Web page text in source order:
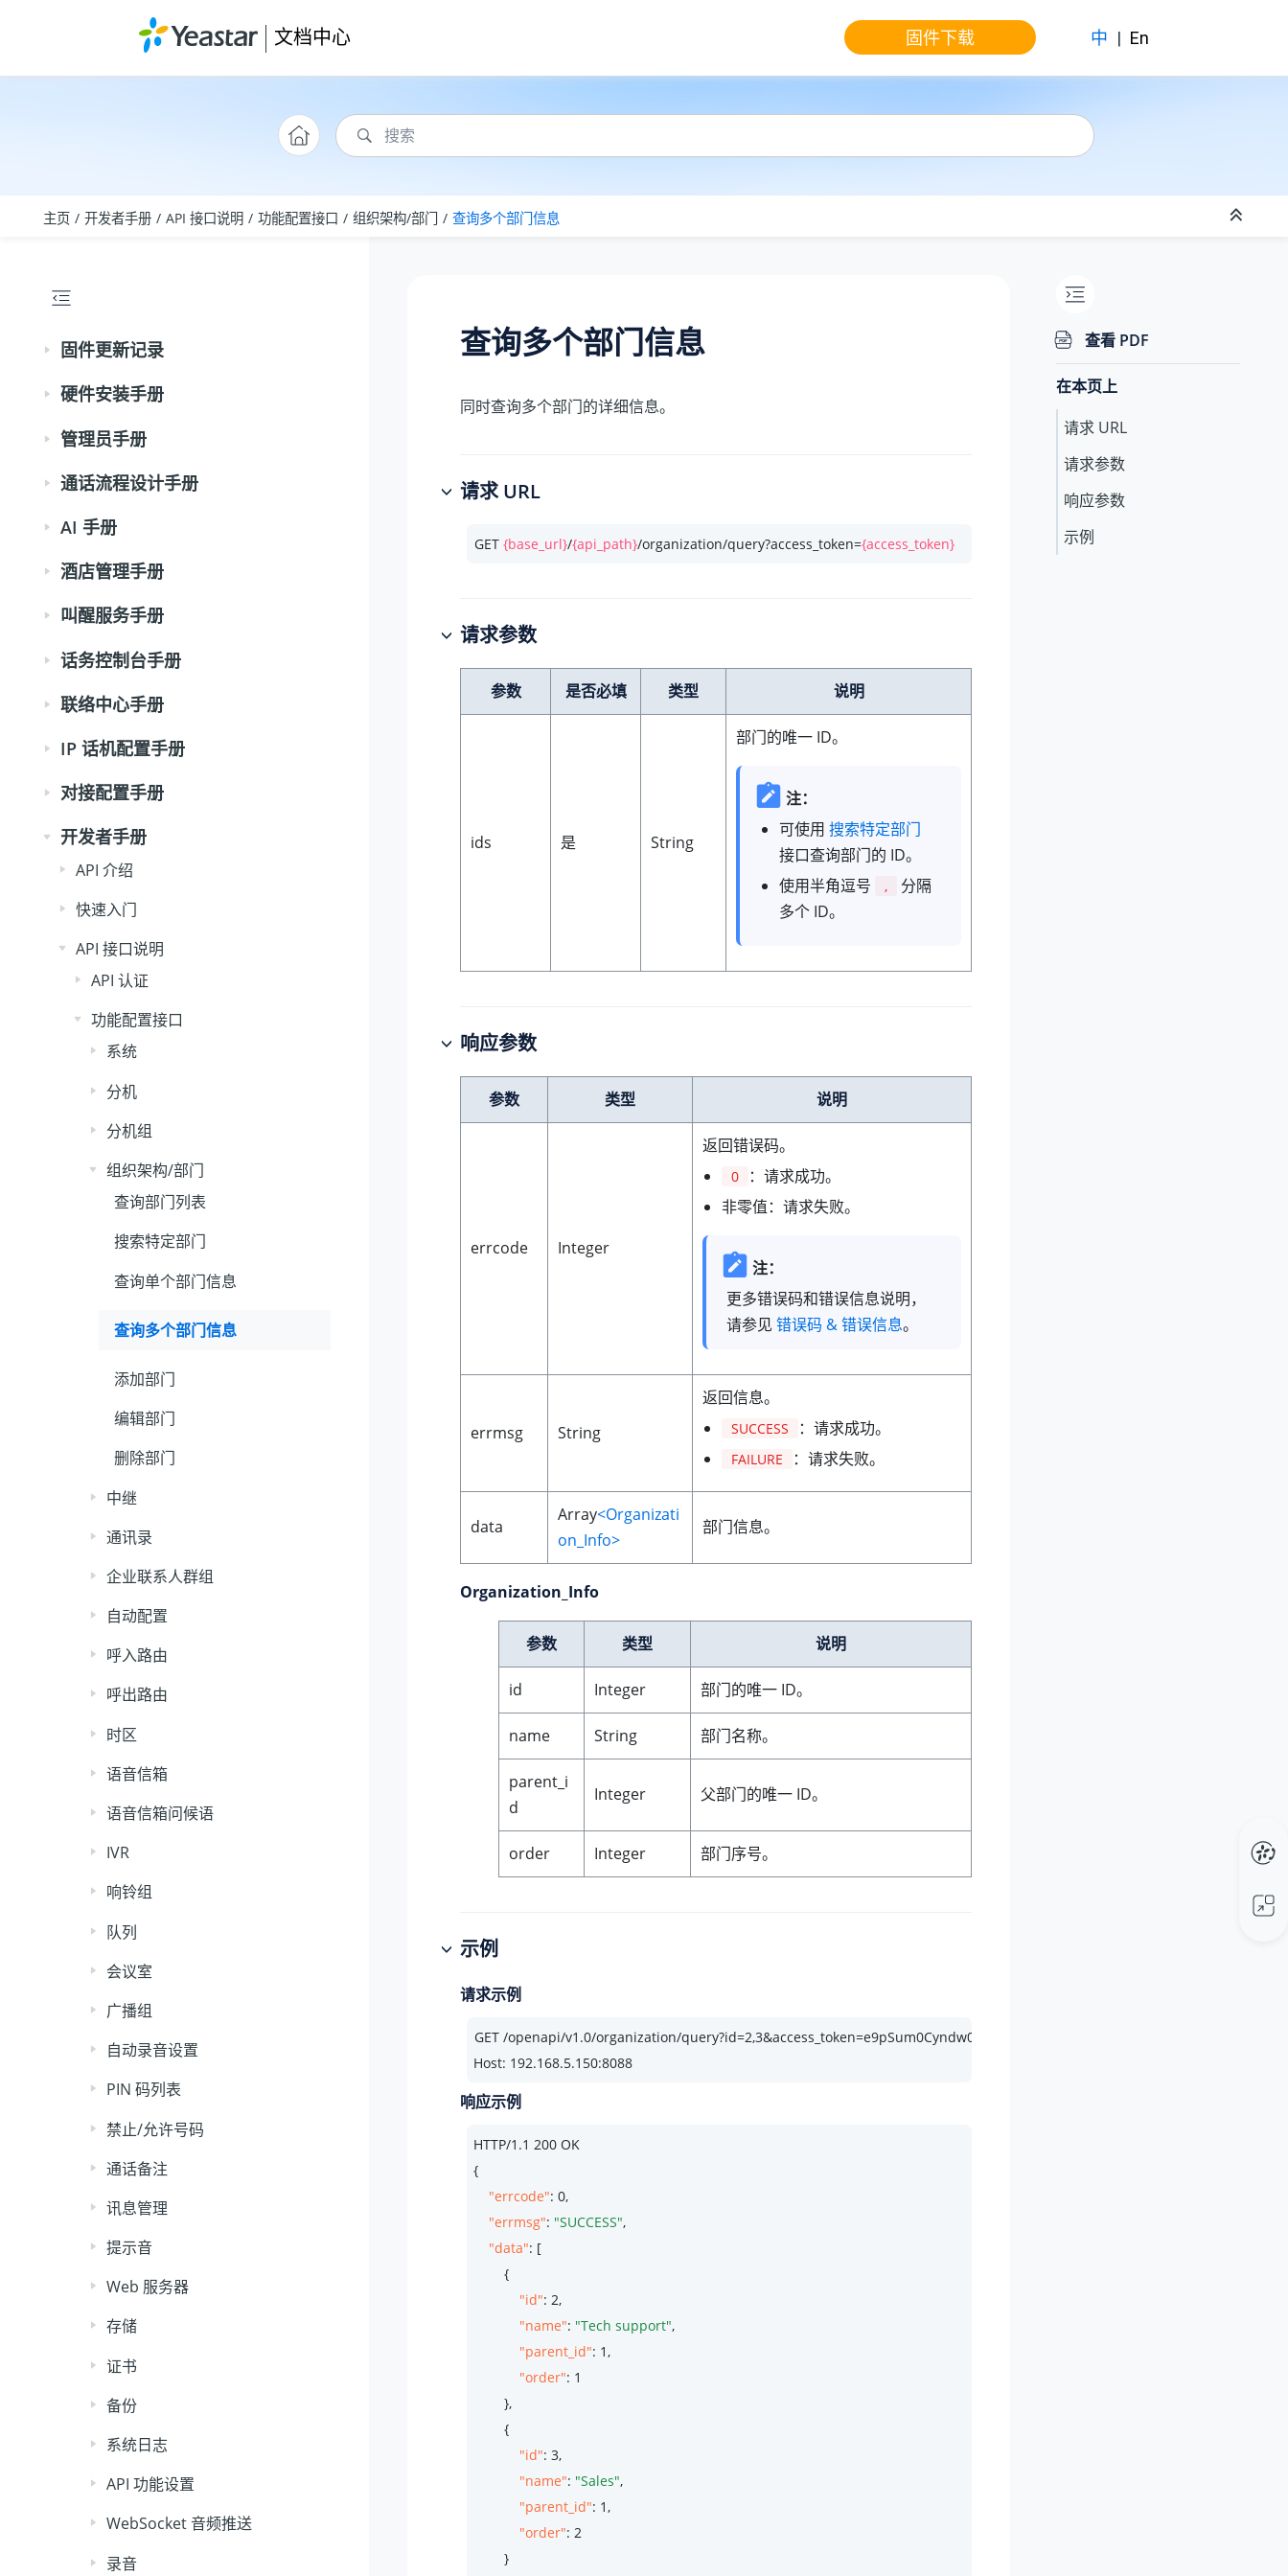
文档中心 固件下载 中 | En
主页 开发者手册 API 接口说明 功能配置接口 组织架构/部门 查询多个部门信息
固件更新记录
硬件安装手册
管理员手册
通话流程设计手册
AI 手册
酒店管理手册
叫醒服务手册
话务控制台手册
联络中心手册
IP 话机配置手册
对接配置手册
开发者手册
API 介绍
快速入门
API 接口说明
API 认证
功能配置接口
系统
分机
分机组
组织架构/部门
查询部门列表
搜索特定部门
查询单个部门信息
查询多个部门信息
添加部门
编辑部门
删除部门
中继
通讯录
企业联系人群组
自动配置
呼入路由
呼出路由
时区
语音信箱
语音信箱问候语
IVR
响铃组
队列
会议室
广播组
自动录音设置
PIN 码列表
禁止/允许号码
通话备注
讯息管理
提示音
Web 服务器
存储
证书
备份
系统日志
API 功能设置
WebSocket 音频推送
录音
查询多个部门信息
同时查询多个部门的详细信息。
请求 URL
GET {base_url}/{api_path}/organization/query?access_token={access_token}
请求参数
参数 是否必填 类型 说明
ids 是 String
部门的唯一 ID。
注：
可使用 搜索特定部门
接口查询部门的 ID。
使用半角逗号
,
分隔
多个 ID。
响应参数
参数 类型 说明
errcode Integer
返回错误码。
0
：请求成功。
非零值：请求失败。
注：
更多错误码和错误信息说明，
请参见 错误码 & 错误信息。
errmsg String
返回信息。
SUCCESS ：请求成功。
FAILURE ：请求失败。
data
Array<Organizati
on_Info>
部门信息。
Organization_Info
参数 类型 说明
id Integer 部门的唯一 ID。
name String 部门名称。
parent_i
d
Integer 父部门的唯一 ID。
order Integer 部门序号。
示例
请求示例
Host: 192.168.5.150:8088
响应示例
HTTP/1.1 200 OK
{
"errcode": 0,
"errmsg": "SUCCESS",
"data": [
        {
"id": 2,
"name": "Tech support",
"parent_id": 1,
"order": 1
        },
        {
"id": 3,
"name": "Sales",
"parent_id": 1,
"order": 2
        }
查看 PDF
在本页上
请求 URL
请求参数
响应参数
示例